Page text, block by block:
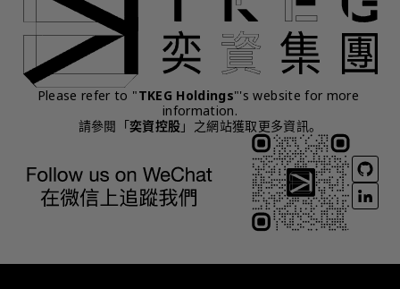
Please refer to "TKEG Holdings"'s website for more
information.
請參閱「奕資控股 」之網站獲取更多資訊。